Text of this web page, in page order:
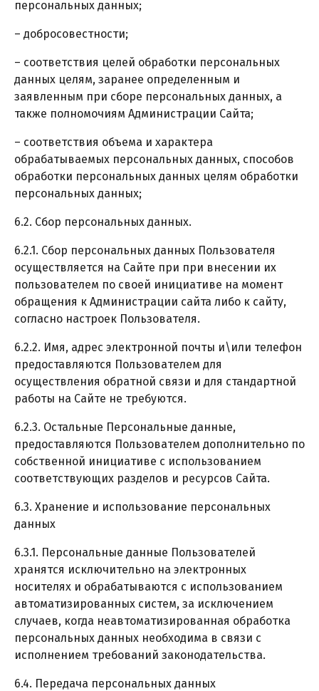
персональных данных;
– добросовестности;
– соответствия целей обработки персональных
данных целям, заранее определенным и
заявленным при сборе персональных данных, а
также полномочиям Администрации Сайта;
– соответствия объема и характера
обрабатываемых персональных данных, способов
обработки персональных данных целям обработки
персональных данных;
6.2. Сбор персональных данных.
6.2.1. Сбор персональных данных Пользователя
осуществляется на Сайте при при внесении их
пользователем по своей инициативе на момент
обращения к Администрации сайта либо к сайту,
согласно настроек Пользователя.
6.2.2. Имя, адрес электронной почты и\или телефон
предоставляются Пользователем для
осуществления обратной связи и для стандартной
работы на Сайте не требуются.
6.2.3. Остальные Персональные данные,
предоставляются Пользователем дополнительно по
собственной инициативе с использованием
соответствующих разделов и ресурсов Сайта.
6.3. Хранение и использование персональных
данных
6.3.1. Персональные данные Пользователей
хранятся исключительно на электронных
носителях и обрабатываются с использованием
автоматизированных систем, за исключением
случаев, когда неавтоматизированная обработка
персональных данных необходима в связи с
исполнением требований законодательства.
6.4. Передача персональных данных